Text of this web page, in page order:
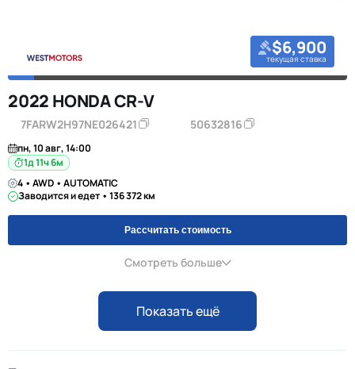
$6,900
текущая ставка
2022 HONDA CR-V
7FARW2H97NE026421 50632816
пн, 10 авг, 14:00
1д 11ч 6м
4 • AWD • AUTOMATIC
Заводится и едет • 136 372 км
Рассчитать стоимость
Смотреть больше
Показать ещё